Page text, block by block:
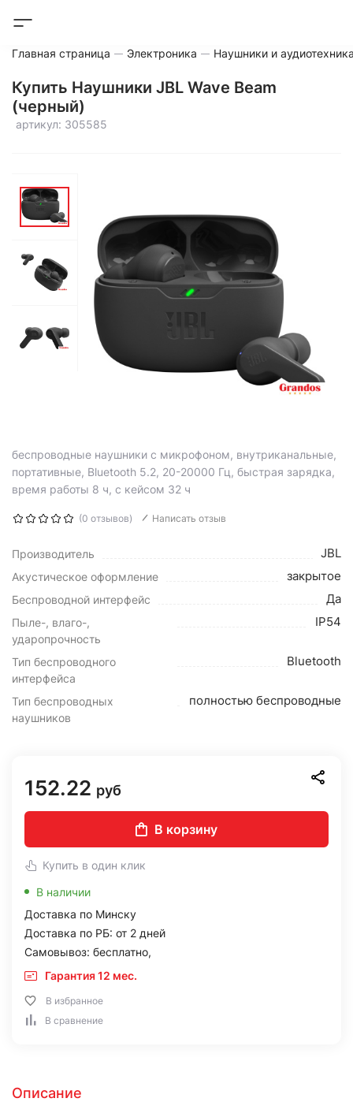
Главная страница Электроника Наушники и
Купить Наушники JBL Wave Beam
(черный)
артикул: 305585
беспроводные наушники с микрофоном, внутриканальные,
портативные, Bluetooth 5.2, 20-20000 Гц, быстрая зарядка,
время работы 8 ч, с кейсом 32 ч
(0 отзывов) Написать отзыв
Производитель JBL
Акустическое оформление закрытое
Беспроводной интерфейс Да
Пыле-, влаго-,
ударопрочность
IP54
Тип беспроводного
интерфейса
Bluetooth
Тип беспроводных
наушников
полностью беспроводные
152.22 руб
В корзину
Купить в один клик
В наличии
Доставка по Минску
Доставка по РБ: от 2 дней
Самовывоз: бесплатно,
Гарантия 12 мес.
В избранное
В сравнение
Описание